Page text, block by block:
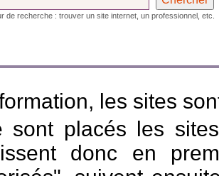
de recherche : trouver un site internet, un professionnel, etc.
les sites
sont placés les
donc en